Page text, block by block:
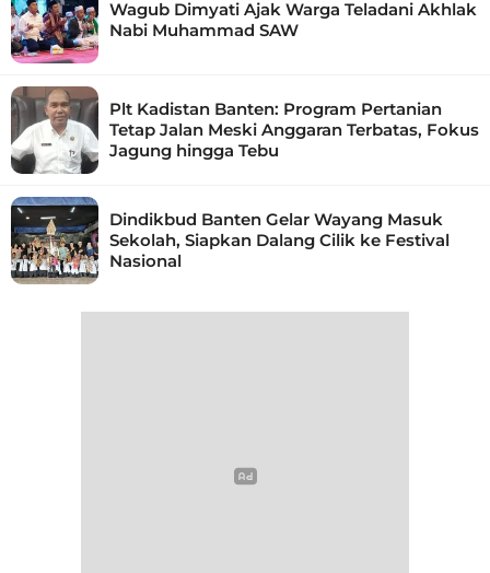
Wagub Dimyati Ajak Warga Teladani Akhlak
Nabi Muhammad SAW
Plt Kadistan Banten: Program Pertanian
Tetap Jalan Meski Anggaran Terbatas, Fokus
Jagung hingga Tebu
Dindikbud Banten Gelar Wayang Masuk
Sekolah, Siapkan Dalang Cilik ke Festival
Nasional